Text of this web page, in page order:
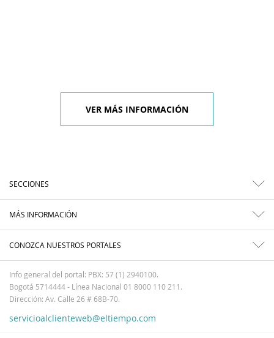
VER MÁS INFORMACIÓN
SECCIONES
MÁS INFORMACIÓN
CONOZCA NUESTROS PORTALES
Info general del portal: PBX: 57 (1) 2940100.
Bogotá 5714444 - Línea Nacional 01 8000 110 211.
Dirección: Av. Calle 26 # 68B-70.
servicioalclienteweb@eltiempo.com